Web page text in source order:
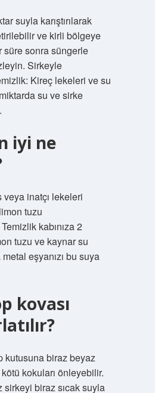
suyla karıştırılarak
ve kirli bölgeye
süre sonra süngerle
Sirkeyle
Kireç lekeleri ve su
su ve sirke
iyi ne
inatçı lekeleri
tuzu
kabınıza 2
tuzu ve kaynar su
eşyanızı bu suya
kovası
kutusuna biraz beyaz
kokuları önleyebilir.
sirkeyi biraz sıcak suyla